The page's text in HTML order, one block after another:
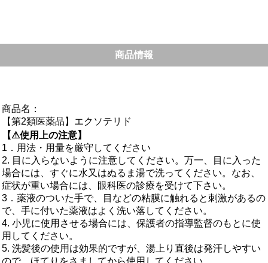
商品情報
商品名：
【第2類医薬品】エクソテリド
【⚠使用上の注意】
1．用法・用量を厳守してください
2. 目に入らないように注意してください。万一、目に入った
場合には、すぐに水又はぬるま湯で洗ってください。なお、
症状が重い場合には、眼科医の診療を受けて下さい。
3．薬液のついた手で、目などの粘膜に触れると刺激があるの
で、手に付いた薬液はよく洗い落してください。
4. 小児に使用させる場合には、保護者の指導監督のもとに使
用してください。
5. 洗髪後の使用は効果的ですが、湯上り直後は発汗しやすい